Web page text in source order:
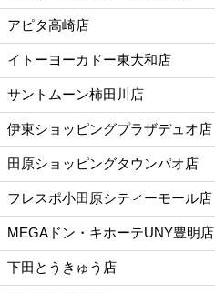
アピタ高崎店
イトーヨーカドー東大和店
サントムーン柿田川店
伊東ショッピングプラザデュオ店
田原ショッピングタウンパオ店
フレスポ小田原シティーモール店
MEGAドン・キホーテUNY豊明店
下田とうきゅう店